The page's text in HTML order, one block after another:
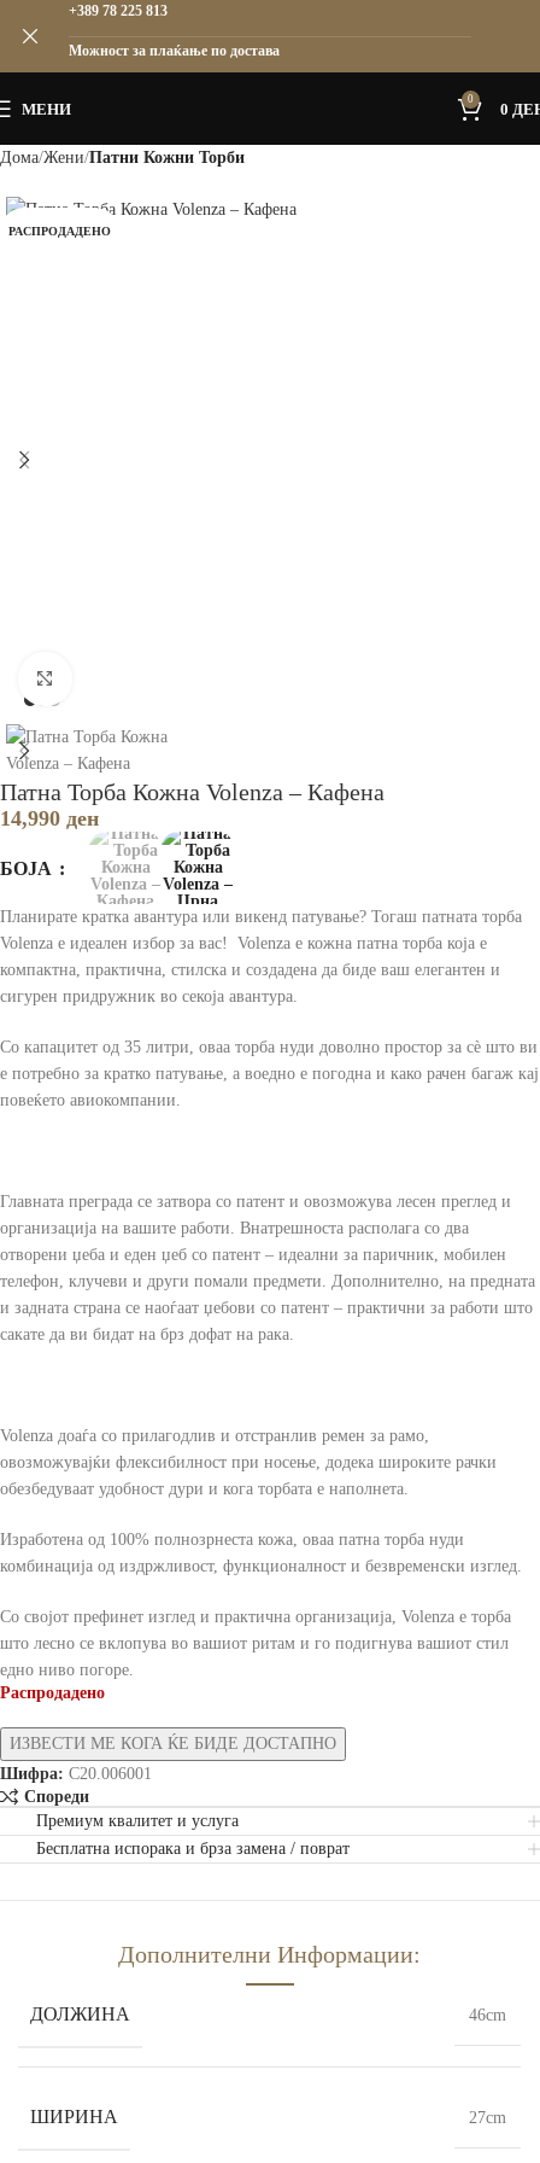
МЕНИ
0
0
Дома Жени Патни Кожни Торби
РАСПРОДАДЕНО
Патна Торба Кожна Volenza – Кафена
14,990 ден
БОЈА
Планирате кратка авантура или викенд патување? Тогаш патната торба
Volenza е идеален избор за вас! Volenza е кожна патна торба која е
компактна, практична, стилска и создадена да биде ваш елегантен и
сигурен придружник во секоја авантура.
Со капацитет од 35 литри, оваа торба нуди доволно простор за сè што ви
е потребно за кратко патување, а воедно е погодна и како рачен багаж кај
повеќето авиокомпании.
Главната преграда се затвора со патент и овозможува лесен преглед и
организација на вашите работи. Внатрешноста располага со два
отворени џеба и еден џеб со патент – идеални за паричник, мобилен
телефон, клучеви и други помали предмети. Дополнително, на предната
и задната страна се наоѓаат џебови со патент – практични за работи што
сакате да ви бидат на брз дофат на рака.
Volenza доаѓа со прилагодлив и отстранлив ремен за рамо,
овозможувајќи флексибилност при носење, додека широките рачки
обезбедуваат удобност дури и кога торбата е наполнета.
Изработена од 100% полнозрнеста кожа, оваа патна торба нуди
комбинација од издржливост, функционалност и безвременски изглед.
Со својот префинет изглед и практична организација, Volenza е торба
што лесно се вклопува во вашиот ритам и го подигнува вашиот стил
едно ниво погоре.
Распродадено
Шифра: C20.006001
Спореди
Премиум квалитет и услуга
Бесплатна испорака и брза замена / поврат
Дополнителни Информации:
ДОЛЖИНА 46cm
ШИРИНА 27cm
+389 78 225 813
Можност за плаќање по достава